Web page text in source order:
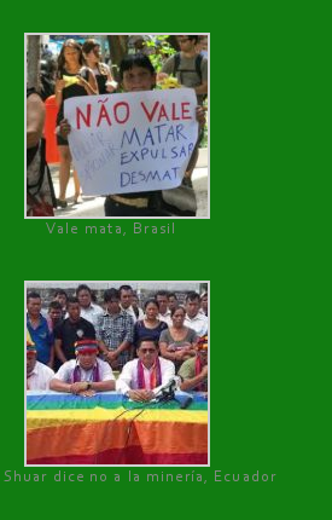
Vale mata, Brasil
Shuar dice no a la minería, Ecuador